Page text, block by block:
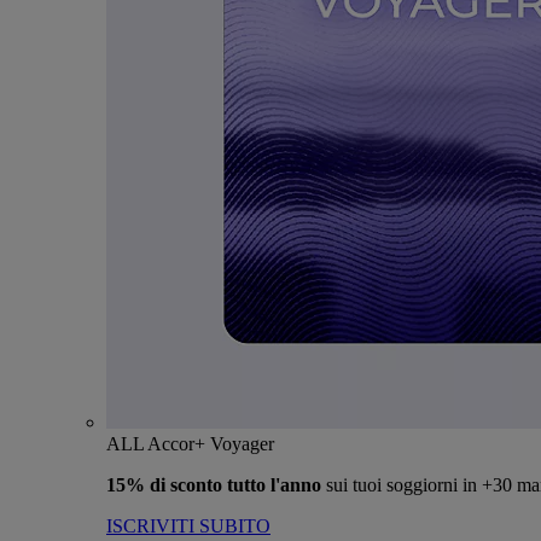
ALL Accor+ Voyager
15% di sconto tutto l'anno sui tuoi soggiorni in +30
ISCRIVITI SUBITO